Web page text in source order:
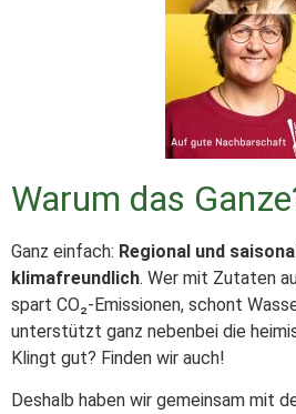
Warum das
Ganz einfach: Regional und
klimafreundlich. Wer mit Zutaten
spart CO₂-Emissionen, schont
unterstützt ganz nebenbei die
Klingt gut? Finden wir auch!
Deshalb haben wir gemeinsam mit